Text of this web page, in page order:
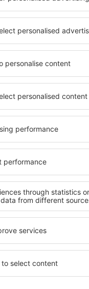
Hotels in Groffliers
Hotels in Asia
Hotels in Gaithersburg
Hotels in Risch
Hotels in Goa
spa triangle
Coast Hotels in
National Lakeshore